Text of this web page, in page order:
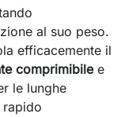
al suo peso.
efficacemente il
comprimibilee
le lunghe
rapido